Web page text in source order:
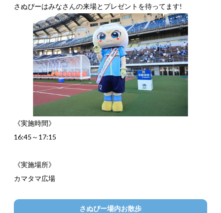
さぬぴーはみなさんの来場とプレゼントを待ってます!
《実施時間》
16:45～17:15
《実施場所》
カマタマ広場
さぬぴー場内お散歩